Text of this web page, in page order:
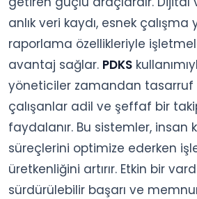
anlık veri kaydı, esnek
raporlama özellikleriyle
avantaj sağlar. PDKS
yöneticiler zamandan
çalışanlar adil ve şeffaf bir
faydalanır. Bu sistemler, insan
süreçlerini optimize ederken
üretkenliğini artırır. Etkin bir
sürdürülebilir başarı ve